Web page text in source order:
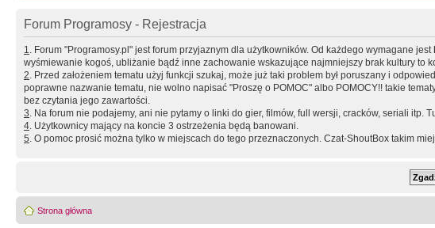
Forum Programosy - Rejestracja
1. Forum "Programosy.pl" jest forum przyjaznym dla użytkowników. Od każdego wymagane jest
wyśmiewanie kogoś, ubliżanie bądź inne zachowanie wskazujące najmniejszy brak kultury to
2. Przed założeniem tematu użyj funkcji szukaj, może już taki problem był poruszany i
poprawne nazwanie tematu, nie wolno napisać "Proszę o POMOC" albo POMOCY!! takie
bez czytania jego zawartości.
3. Na forum nie podajemy, ani nie pytamy o linki do gier, filmów, full wersji, cracków, seriali itp.
4. Użytkownicy mający na koncie 3 ostrzeżenia będą banowani.
5. O pomoc prosić można tylko w miejscach do tego przeznaczonych. Czat-ShoutBox takim
Strona główna